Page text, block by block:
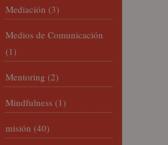
Mediación (3)
Medios de Comunicación
(1)
Mentoring (2)
Mindfulness (1)
misión (40)